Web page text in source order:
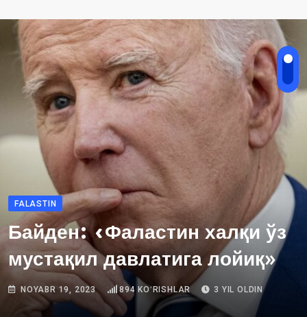
FALASTIN
Байден: «Фаластин халқи ўз
мустақил давлатига лойиқ»
NOYABR 19, 2023 894 KOʻRISHLAR 3 YIL OLDIN